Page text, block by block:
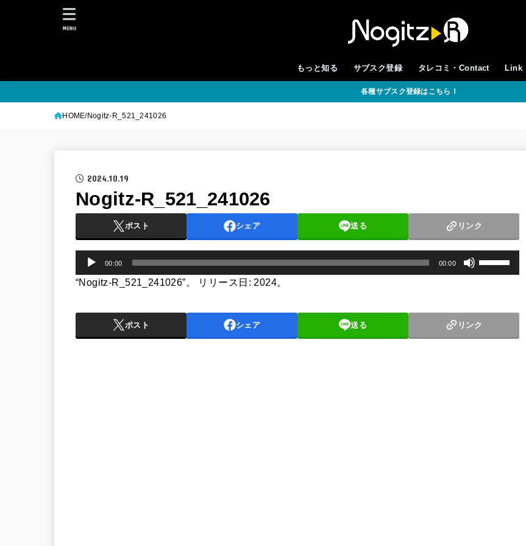
もっと知る サブスク登録 タレコミ・Contact Link
MENU
各種サブスク登録はこちら！
HOME Nogitz-R_521_241026
2024.10.19
Nogitz-R_521_241026
ポスト シェア 送る リンク
声
レ
ー
00:00 00:00
ボ
リ
ー
“Nogitz-R_521_241026”。 リリース日: 2024。
ポスト シェア 送る リンク